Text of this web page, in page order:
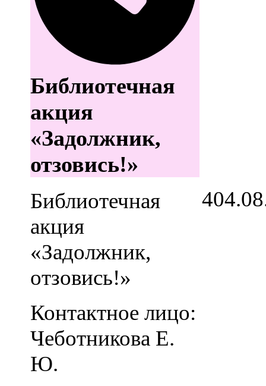
Библиотечная
акция
«Задолжник,
отзовись!»
Библиотечная
акция
«Задолжник,
отзовись!»
Контактное лицо:
Чеботникова Е.
Ю.
4